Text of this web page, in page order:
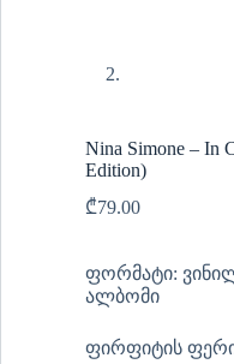
Nina Simone – In
Edition)
₾79.00
ფორმატი:
ალბომი
ფირფიტის